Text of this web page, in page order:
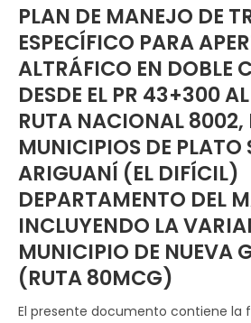
PLAN DE MANEJO DE
ESPECÍFICO PARA
ALTRÁFICO EN DOBLE
DESDE EL PR 43+300
RUTA NACIONAL 8002,
MUNICIPIOS DE PLATO
ARIGUANÍ (EL DIFÍCIL)
DEPARTAMENTO DEL
INCLUYENDO LA
MUNICIPIO DE NUEVA
(RUTA 80MCG)
El presente documento contiene la